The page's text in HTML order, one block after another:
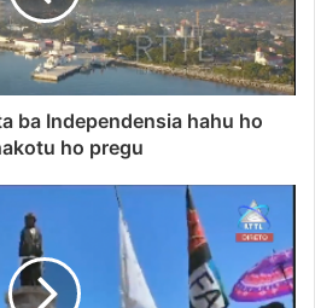
ba Independensia hahu ho
ho pregu